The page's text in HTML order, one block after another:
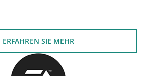
ERFAHREN SIE MEHR